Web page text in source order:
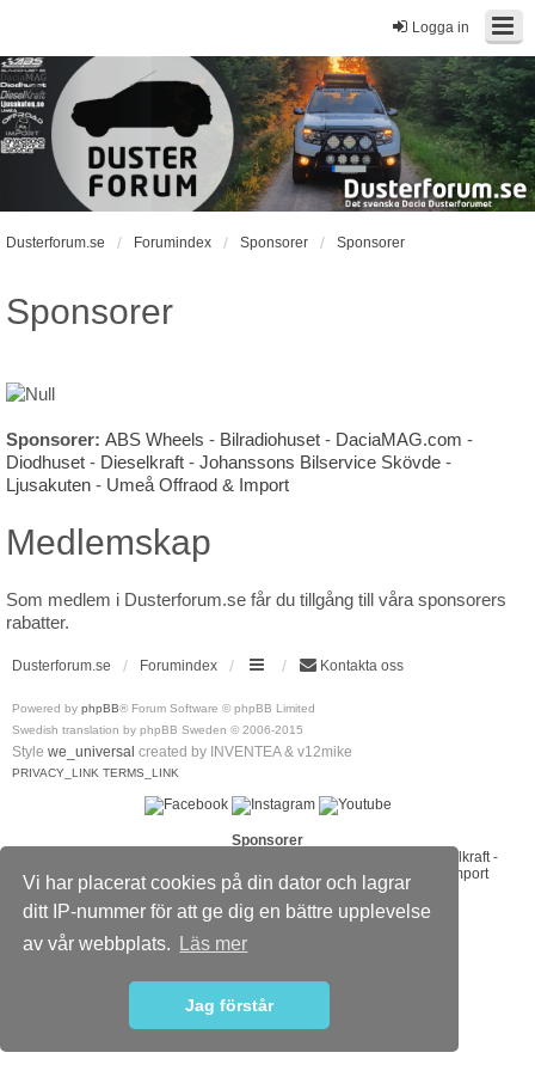
Vi har placerat cookies på din dator och lagrar
ditt IP-nummer för att ge dig en bättre upplevelse
av vår webbplats.
Läs mer
Jag förstår
Logga in
Dusterforum.se Forumindex Sponsorer Sponsorer
Sponsorer
Sponsorer: ABS Wheels - Bilradiohuset - DaciaMAG.com -
Diodhuset - Dieselkraft - Johanssons Bilservice Skövde -
Ljusakuten - Umeå Offraod & Import
Medlemskap
Som medlem i Dusterforum.se får du tillgång till våra sponsorers
rabatter.
Dusterforum.se Forumindex Kontakta oss
Powered by phpBB® Forum Software © phpBB Limited
Swedish translation by phpBB Sweden © 2006-2015
Style we_universal created by INVENTEA & v12mike
PRIVACY_LINK TERMS_LINK
Sponsorer
Dieselkraft -
Johanssons Bilservice Skövde
-Ljusakuten Umeå Offraod & Import